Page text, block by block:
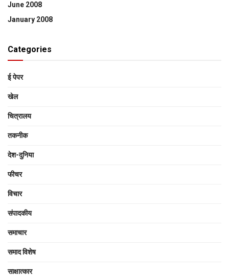
June 2008
January 2008
Categories
ई पेपर
खेल
चित्रालय
तकनीक
देश-दुनिया
फीचर
विचार
संपादकीय
समाचार
समाद विशेष
साक्षात्‍कार